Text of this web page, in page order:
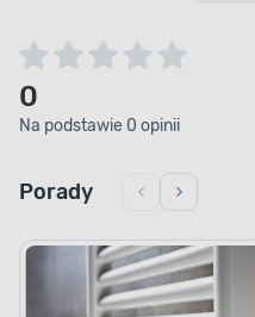
0
Na podstawie 0 opinii
Porady